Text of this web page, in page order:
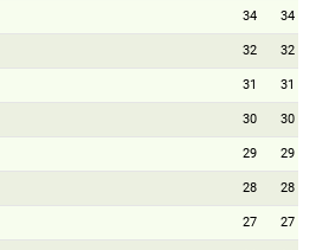
34 34
32 32
31 31
30 30
29 29
28 28
27 27